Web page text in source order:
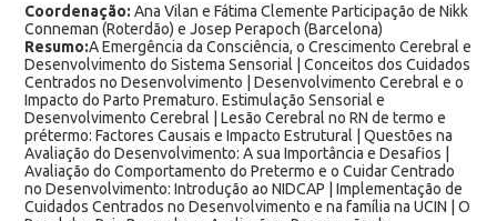
Coordenação: Ana Vilan e Fátima Clemente Participação de Nikk
Conneman (Roterdão) e Josep Perapoch (Barcelona)
Resumo:A Emergência da Consciência, o Crescimento Cerebral e
Desenvolvimento do Sistema Sensorial | Conceitos dos Cuidados
Centrados no Desenvolvimento | Desenvolvimento Cerebral e o
Impacto do Parto Prematuro. Estimulação Sensorial e
Desenvolvimento Cerebral | Lesão Cerebral no RN de termo e
prétermo: Factores Causais e Impacto Estrutural | Questões na
Avaliação do Desenvolvimento: A sua Importância e Desafios |
Avaliação do Comportamento do Pretermo e o Cuidar Centrado
no Desenvolvimento: Introdução ao NIDCAP | Implementação de
Cuidados Centrados no Desenvolvimento e na família na UCIN | O